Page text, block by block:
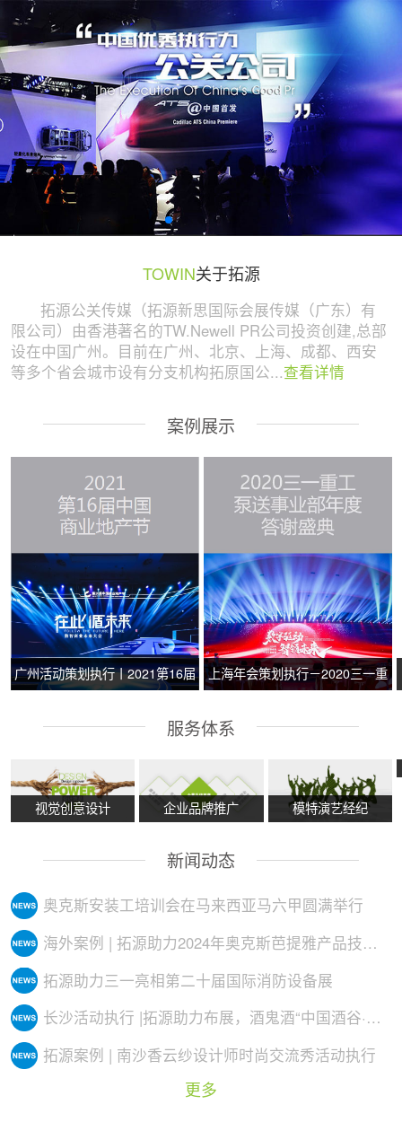
广州活动策划与执行公司 | 拓源策划
TOWIN关于拓源
拓源公关传媒（拓源新思国际会展传媒（广东）有
限公司）由香港著名的TW.Newell PR公司投资创建,总部
设在中国广州。目前在广州、北京、上海、成都、西安
等多个省会城市设有分支机构拓原国公...查看详情
案例展示
广州活动策划执行丨2021第16届
上海年会策划执行－2020三一重
服务体系
视觉创意设计 企业品牌推广 模特演艺经纪
新闻动态
奥克斯安装工培训会在马来西亚马六甲圆满举行
海外案例 | 拓源助力2024年奥克斯芭提雅产品技术培训会议圆满举行
拓源助力三一亮相第二十届国际消防设备展
长沙活动执行 |拓源助力布展，酒鬼酒“中国酒谷·湘西影像艺术展”落地
拓源案例 | 南沙香云纱设计师时尚交流秀活动执行
更多